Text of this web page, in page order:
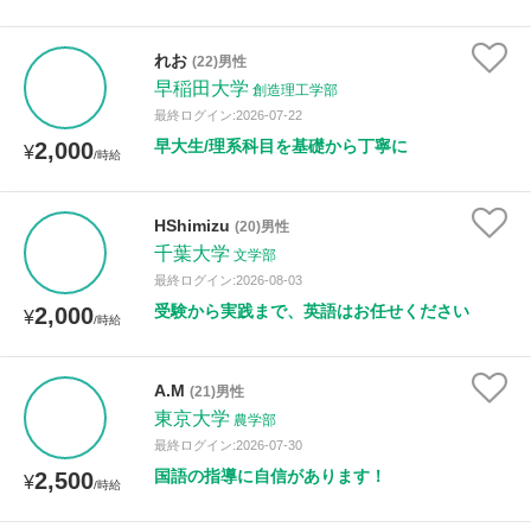
¥2,000/時給
れお (22)男性
早稲田大学 創造理工学部
最終ログイン:2026-07-22
早大生/理系科目を基礎から丁寧に
¥2,000/時給
HShimizu (20)男性
千葉大学 文学部
最終ログイン:2026-08-03
受験から実践まで、英語はお任せください
¥2,500/時給
A.M (21)男性
東京大学 農学部
最終ログイン:2026-07-30
国語の指導に自信があります！